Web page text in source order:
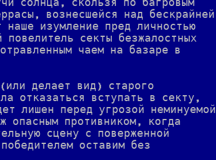
солнца, скользя по багровым
вознесшейся над бескрайней
изумление пред личностью
секты безжалостных
чаем на базаре в
делает вид) старого
отказаться вступать в секту,
лишен перед угрозой неминуемой
опасным противником, когда
сцену с поверженной
оставим без